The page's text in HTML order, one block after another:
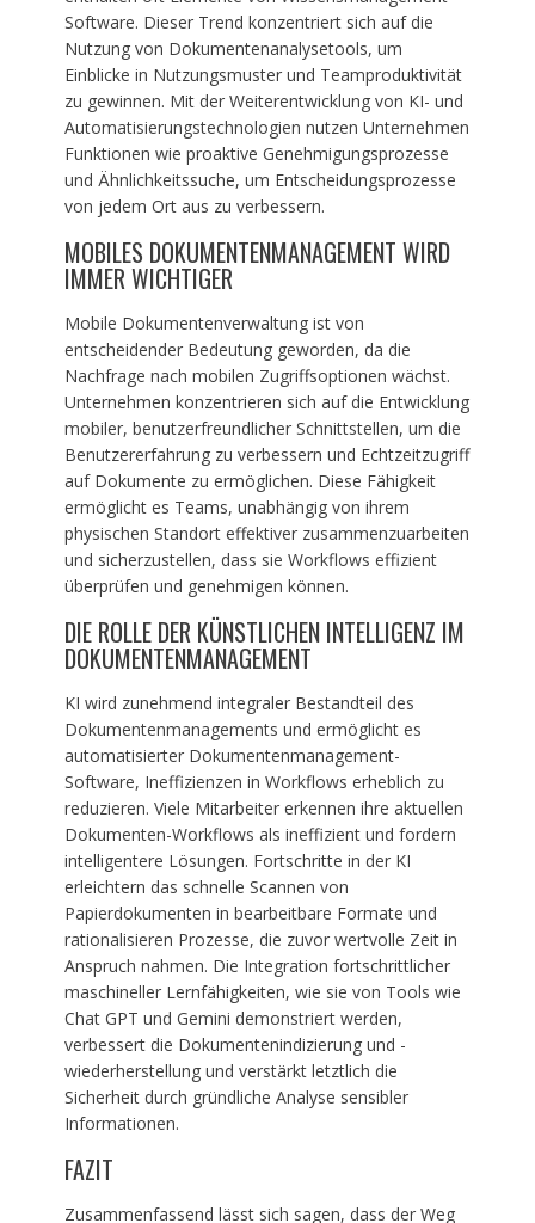
Software. Dieser Trend konzentriert sich auf die
Nutzung von Dokumentenanalysetools, um
Einblicke in Nutzungsmuster und Teamproduktivität
zu gewinnen. Mit der Weiterentwicklung von KI- und
Automatisierungstechnologien nutzen Unternehmen
Funktionen wie proaktive Genehmigungsprozesse
und Ähnlichkeitssuche, um Entscheidungsprozesse
von jedem Ort aus zu verbessern.
MOBILES DOKUMENTENMANAGEMENT WIRD
IMMER WICHTIGER
Mobile Dokumentenverwaltung ist von
entscheidender Bedeutung geworden, da die
Nachfrage nach mobilen Zugriffsoptionen wächst.
Unternehmen konzentrieren sich auf die Entwicklung
mobiler, benutzerfreundlicher Schnittstellen, um die
Benutzererfahrung zu verbessern und Echtzeitzugriff
auf Dokumente zu ermöglichen. Diese Fähigkeit
ermöglicht es Teams, unabhängig von ihrem
physischen Standort effektiver zusammenzuarbeiten
und sicherzustellen, dass sie Workflows effizient
überprüfen und genehmigen können.
DIE ROLLE DER KÜNSTLICHEN INTELLIGENZ IM
DOKUMENTENMANAGEMENT
KI wird zunehmend integraler Bestandteil des
Dokumentenmanagements und ermöglicht es
automatisierter Dokumentenmanagement-
Software, Ineffizienzen in Workflows erheblich zu
reduzieren. Viele Mitarbeiter erkennen ihre aktuellen
Dokumenten-Workflows als ineffizient und fordern
intelligentere Lösungen. Fortschritte in der KI
erleichtern das schnelle Scannen von
Papierdokumenten in bearbeitbare Formate und
rationalisieren Prozesse, die zuvor wertvolle Zeit in
Anspruch nahmen. Die Integration fortschrittlicher
maschineller Lernfähigkeiten, wie sie von Tools wie
Chat GPT und Gemini demonstriert werden,
verbessert die Dokumentenindizierung und -
wiederherstellung und verstärkt letztlich die
Sicherheit durch gründliche Analyse sensibler
Informationen.
FAZIT
Zusammenfassend lässt sich sagen, dass der Weg